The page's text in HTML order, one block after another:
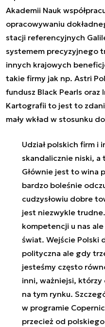
Akademii Nauk
opracowywaniu
stacji referencyjnych
systemem precyzyjnego
innych krajowych
takie firmy jak np. Astri
fundusz Black Pearls
Kartografii to jest to
mały wkład w stosunku
Udział polskich firm
skandalicznie niski, a
Głównie jest to wina
bardzo boleśnie
cudzysłowiu dobre
jest niezwykle
kompetencji u nas
świat. Wejście Polski
polityczna ale gdy
jesteśmy często
inni, ważniejsi, którzy
na tym rynku.
w programie
przecież od